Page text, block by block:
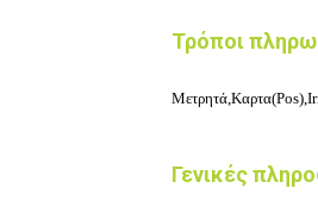
Τρόποι
Γενικές